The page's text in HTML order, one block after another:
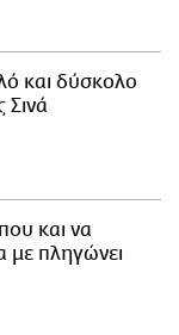
και δύσκολο
Σινά
και να
με πληγώνει